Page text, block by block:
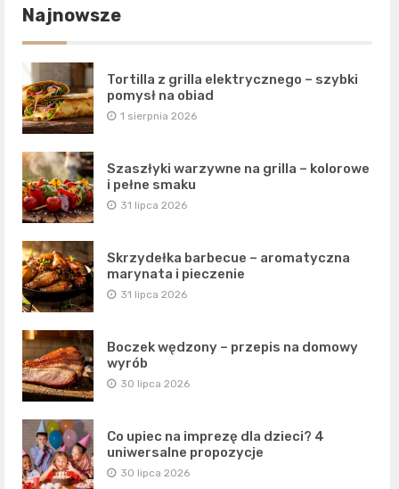
Najnowsze
Tortilla z grilla elektrycznego – szybki
pomysł na obiad
1 sierpnia 2026
Szaszłyki warzywne na grilla – kolorowe
i pełne smaku
31 lipca 2026
Skrzydełka barbecue – aromatyczna
marynata i pieczenie
31 lipca 2026
Boczek wędzony – przepis na domowy
wyrób
30 lipca 2026
Co upiec na imprezę dla dzieci? 4
uniwersalne propozycje
30 lipca 2026